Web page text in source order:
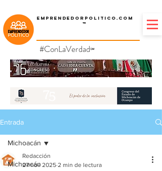
Emprendedorpolitico.com
™
#ConLaVerdad℠
Entrada
Michoacán
Michoacán
Redacción
27 nov 2025 2 min de lectura